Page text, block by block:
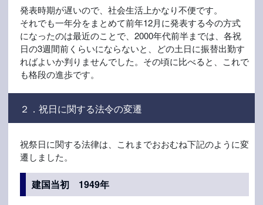
発表時期が遅いので、社会生活上かなり不便です。
それでも一年分をまとめて前年12月に発表する今の方式
になったのは最近のことで、2000年代前半までは、各祝
日の3週間前くらいにならないと、どの土日に振替出勤す
ればよいか判りませんでした。その頃に比べると、これで
も格段の進歩です。
２．祝日に関する法令の変遷
祝祭日に関する法律は、これまでおおむね下記のように変
遷しました。
建国当初 1949年